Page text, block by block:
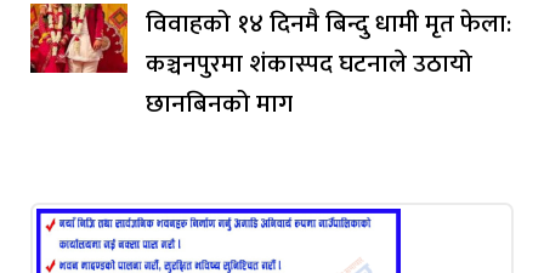
विवाहको १४ दिनमै बिन्दु धामी मृत फेला:
कञ्चनपुरमा शंकास्पद घटनाले उठायो
छानबिनको माग